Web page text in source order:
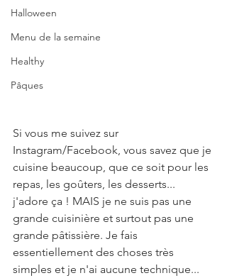
Halloween
Menu de la semaine
Healthy
Pâques
Si vous me suivez sur
Instagram/Facebook, vous savez que je
cuisine beaucoup, que ce soit pour les
repas, les goûters, les desserts...
j'adore ça ! MAIS je ne suis pas une
grande cuisinière et surtout pas une
grande pâtissière. Je fais
essentiellement des choses très
simples et je n'ai aucune technique...